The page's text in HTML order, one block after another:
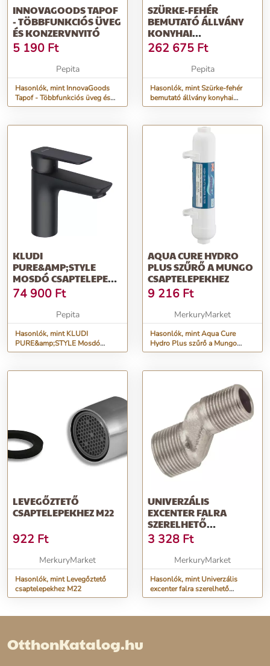
INNOVAGOODS TAPOF
- TÖBBFUNKCIÓS ÜVEG
ÉS KONZERVNYITÓ
5 190 Ft
Pepita
Hasonlók, mint InnovaGoods
Tapof - Többfunkciós üveg és
konzervnyitó
SZÜRKE-FEHÉR
BEMUTATÓ ÁLLVÁNY
KONYHAI
CSAPTELEPEKHEZ
TALAPZATTAL
262 675 Ft
Pepita
Hasonlók, mint Szürke-fehér
bemutató állvány konyhai
csaptelepekhez talapzattal
KLUDI
PURE&AMP;STYLE
MOSDÓ CSAPTELEPEK
(402923975)
74 900 Ft
Pepita
Hasonlók, mint KLUDI
PURE&amp;STYLE Mosdó
Csaptelepek (402923975)
AQUA CURE HYDRO
PLUS SZŰRŐ A MUNGO
CSAPTELEPEKHEZ
9 216 Ft
MerkuryMarket
Hasonlók, mint Aqua Cure
Hydro Plus szűrő a Mungo
csaptelepekhez
LEVEGŐZTETŐ
CSAPTELEPEKHEZ M22
922 Ft
MerkuryMarket
Hasonlók, mint Levegőztető
csaptelepekhez M22
UNIVERZÁLIS
EXCENTER FALRA
SZERELHETŐ
CSAPTELEPEKHEZ
3 328 Ft
MerkuryMarket
Hasonlók, mint Univerzális
excenter falra szerelhető
csaptelepekhez
OtthonKatalog.hu